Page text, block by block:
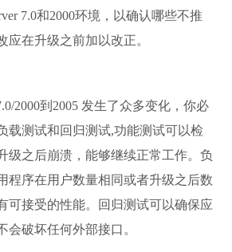
7.0和2000环境，以确认哪些不推
应在升级之前加以改正。
2000到2005 发生了众多变化，你必
载测试和回归测试,功能测试可以检
级之后崩溃，能够继续正常工作。负
程序在用户数量相同或者升级之后数
可接受的性能。回归测试可以确保应
会破坏任何外部接口。